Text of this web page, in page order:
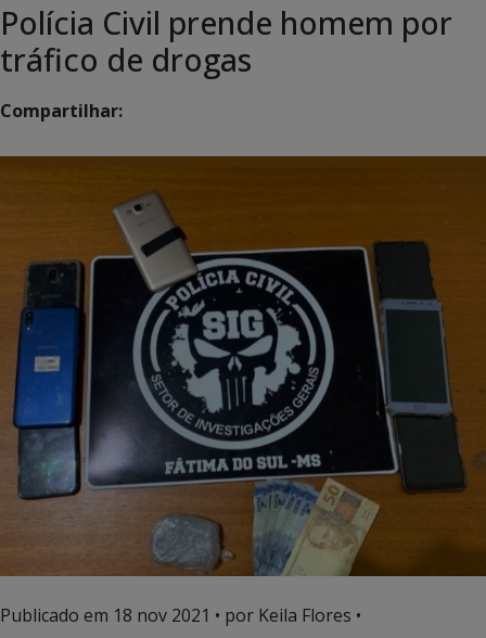
Polícia Civil prende homem por
tráfico de drogas
Compartilhar:
Publicado em 18 nov 2021 • por Keila Flores •